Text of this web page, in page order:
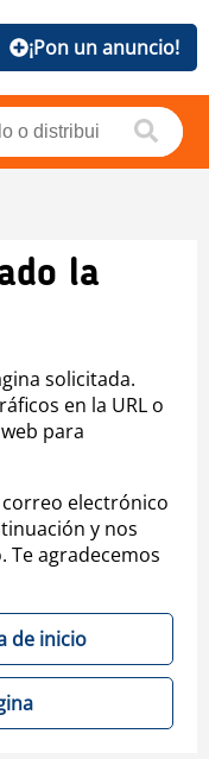
¡Pon un anuncio!
la
solicitada.
en la URL o
para
electrónico
y nos
agradecemos
de inicio